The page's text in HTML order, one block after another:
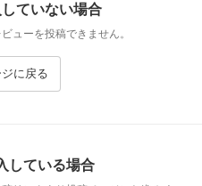
ていない場合
ューを投稿できません。
に戻る
している場合